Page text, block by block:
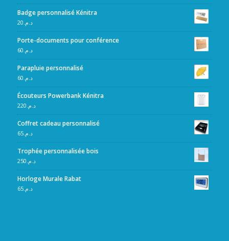
Badge personnalisé Kénitra
د.م.20
Porte-documents pour conférence
د.م.60
Parapluie personnalisé
د.م.60
Écouteurs Powerbank Kénitra
د.م.220
Coffret cadeau personnalisé
د.م.65
Trophée personnalisée bois
د.م.250
Horloge Murale Rabat
د.م.65